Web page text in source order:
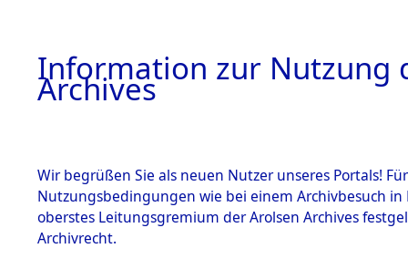
Information zur Nutzung
Archives
Wir begrüßen Sie als neuen Nutzer unseres Portals!
Nutzungsbedingungen wie bei einem Archivbesuch
oberstes Leitungsgremium der Arolsen Archives
Archivrecht.